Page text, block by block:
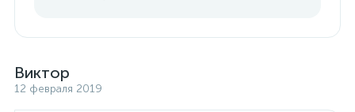
Виктор
12 февраля 2019